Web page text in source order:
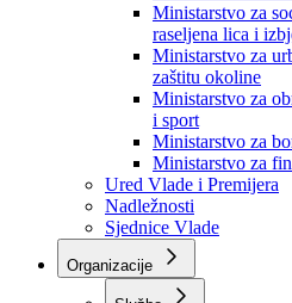
Ministarstvo za
Ministarstvo za
Ministarstvo za
Ministarstvo za
raseljena lica i
Ministarstvo za
zaštitu okoline
Ministarstvo za
i sport
Ministarstvo za
Ministarstvo za
Ured Vlade i Premijera
Nadležnosti
Sjednice Vlade